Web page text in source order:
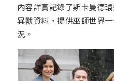
內容詳實記錄了斯卡曼德
異獸資料，提供巫師世界
況。